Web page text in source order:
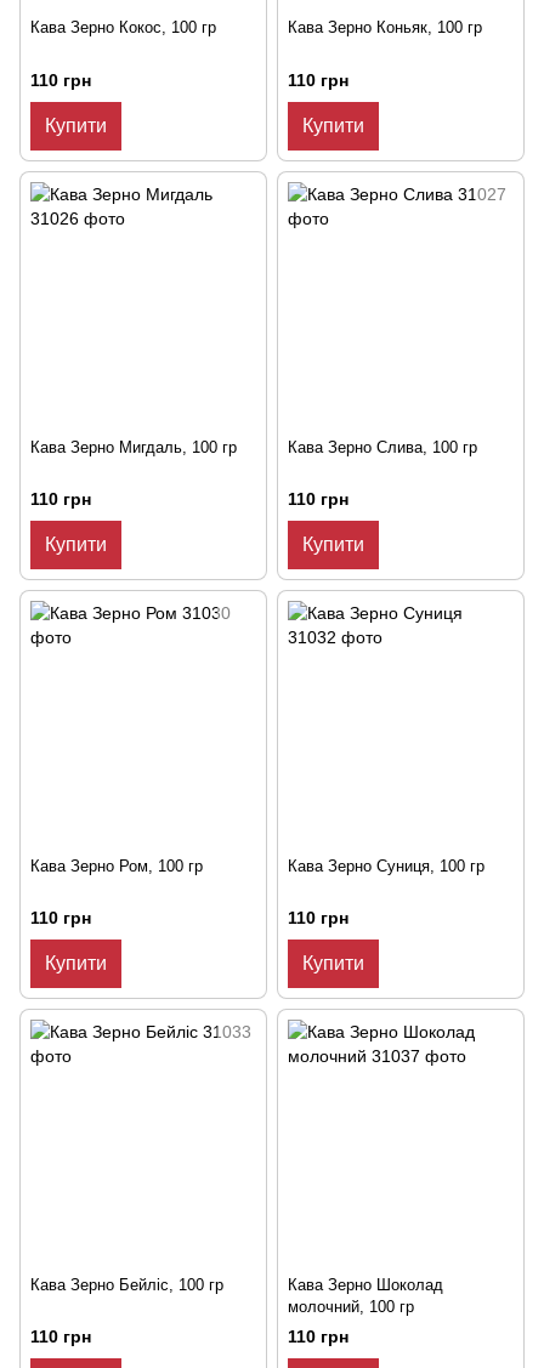
Кава Зерно Кокос, 100 гр
110 грн
Купити
Кава Зерно Коньяк, 100 гр
110 грн
Купити
Кава Зерно Мигдаль, 100 гр
110 грн
Купити
Кава Зерно Слива, 100 гр
110 грн
Купити
Кава Зерно Ром, 100 гр
110 грн
Купити
Кава Зерно Суниця, 100 гр
110 грн
Купити
Кава Зерно Бейліс, 100 гр
110 грн
Кава Зерно Шоколад
молочний, 100 гр
110 грн